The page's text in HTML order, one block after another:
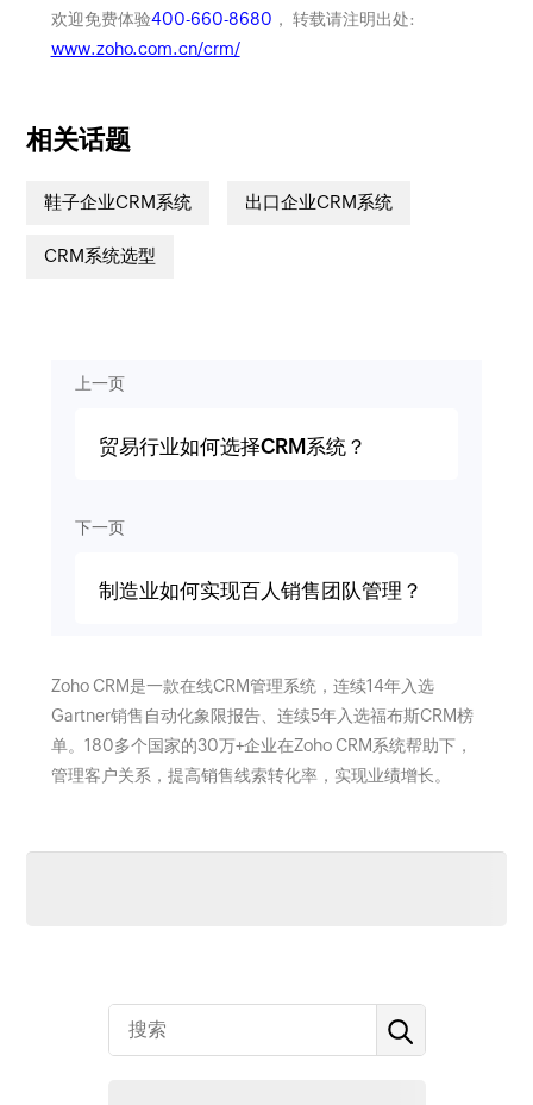
欢迎免费体验400-660-8680 ， 转载请注明出处:
www.zoho.com.cn/crm/
相关话题
鞋子企业CRM系统 出口企业CRM系统
CRM系统选型
上一页
贸易行业如何选择CRM系统？
下一页
制造业如何实现百人销售团队管理？
Zoho CRM是一款在线CRM管理系统，连续14年入选
Gartner销售自动化象限报告、连续5年入选福布斯CRM榜
单。180多个国家的30万+企业在Zoho CRM系统帮助下，
管理客户关系，提高销售线索转化率，实现业绩增长。